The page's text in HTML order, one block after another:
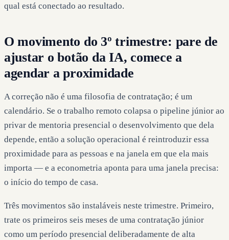
qual está conectado ao resultado.
O movimento do 3º trimestre: pare de
ajustar o botão da IA, comece a
agendar a proximidade
A correção não é uma filosofia de contratação; é um
calendário. Se o trabalho remoto colapsa o pipeline júnior ao
privar de mentoria presencial o desenvolvimento que dela
depende, então a solução operacional é reintroduzir essa
proximidade para as pessoas e na janela em que ela mais
importa — e a econometria aponta para uma janela precisa:
o início do tempo de casa.
Três movimentos são instaláveis neste trimestre. Primeiro,
trate os primeiros seis meses de uma contratação júnior
como um período presencial deliberadamente de alta